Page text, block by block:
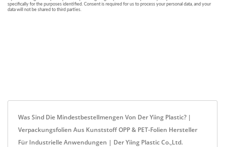
Was Sind Die Mindestbestellmengen Von Der Yiing Plastic? |
Verpackungsfolien Aus Kunststoff OPP & PET-Folien Hersteller
Für Industrielle Anwendungen | Der Yiing Plastic Co.,Ltd.